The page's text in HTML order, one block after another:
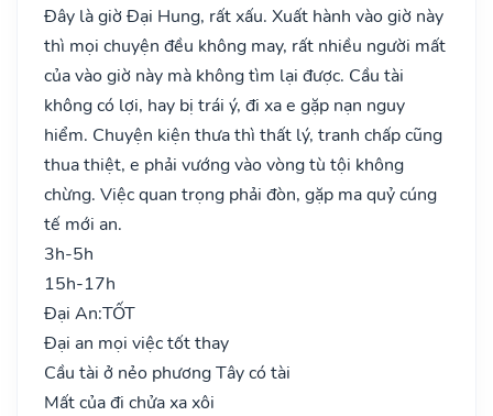
Đây là giờ Đại Hung, rất xấu. Xuất hành vào giờ này
thì mọi chuyện đều không may, rất nhiều người mất
của vào giờ này mà không tìm lại được. Cầu tài
không có lợi, hay bị trái ý, đi xa e gặp nạn nguy
hiểm. Chuyện kiện thưa thì thất lý, tranh chấp cũng
thua thiệt, e phải vướng vào vòng tù tội không
chừng. Việc quan trọng phải đòn, gặp ma quỷ cúng
tế mới an.
3h-5h
15h-17h
Đại An:TỐT
Đại an mọi việc tốt thay
Cầu tài ở nẻo phương Tây có tài
Mất của đi chửa xa xôi